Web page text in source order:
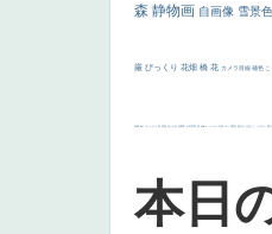
森 静物画 自画像 雪景色
厳 びっくり 花畑 橋 花 カメラ目線 補色 こ
画質 last ヴィーナス 剣 白人少女 食事中 山本芳翠 麦 alciato ハーレム 女神 ローマ教皇 奥行き 火起こし シスター 東方
本日